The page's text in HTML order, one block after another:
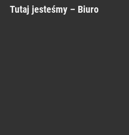
Tutaj jesteśmy – Biuro